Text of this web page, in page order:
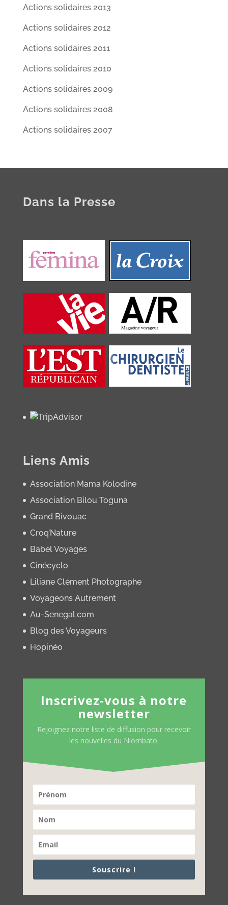
Actions solidaires 2013
Actions solidaires 2012
Actions solidaires 2011
Actions solidaires 2010
Actions solidaires 2009
Actions solidaires 2008
Actions solidaires 2007
Dans la Presse
Liens Amis
Association Mama Kolodine
Association Bilou Toguna
Grand Bivouac
Croq’Nature
Babel Voyages
Cinécyclo
Liliane Clément Photographe
Voyageons Autrement
Au-Senegal.com
Blog des Voyageurs
Hopinéo
Inscrivez-vous à notre
newsletter
Rejoignez notre liste de diffusion pour recevoir
les nouvelles du Niombato.
Souscrire !